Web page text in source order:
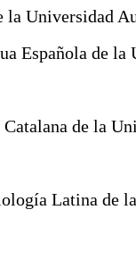
Universidad
Española de la
de la
Latina de